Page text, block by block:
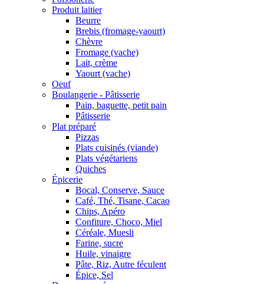
Produit laitier
Beurre
Brebis (fromage-yaourt)
Chèvre
Fromage (vache)
Lait, crème
Yaourt (vache)
Oeuf
Boulangerie - Pâtisserie
Pain, baguette, petit pain
Pâtisserie
Plat préparé
Pizzas
Plats cuisinés (viande)
Plats végétariens
Quiches
Épicerie
Bocal, Conserve, Sauce
Café, Thé, Tisane, Cacao
Chips, Apéro
Confiture, Choco, Miel
Céréale, Muesli
Farine, sucre
Huile, vinaigre
Pâte, Riz, Autre féculent
Épice, Sel